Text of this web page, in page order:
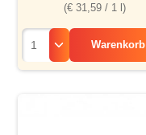
(€ 31,59 / 1 l)
Warenkorb